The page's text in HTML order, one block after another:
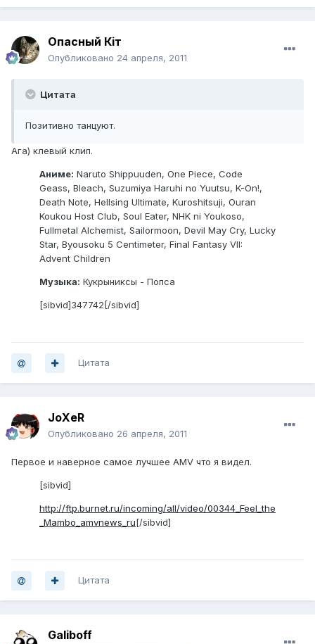
Опасный Кiт
Опубликовано 24 апреля, 2011
Цитата
Позитивно танцуют.
Ага) клевый клип.
Аниме: Naruto Shippuuden, One Piece, Code
Geass, Bleach, Suzumiya Haruhi no Yuutsu, K-On!,
Death Note, Hellsing Ultimate, Kuroshitsuji, Ouran
Koukou Host Club, Soul Eater, NHK ni Youkoso,
Fullmetal Alchemist, Sailormoon, Devil May Cry, Lucky
Star, Byousoku 5 Centimeter, Final Fantasy VII:
Advent Children
Музыка: Кукрыниксы - Попса
[sibvid]347742[/sibvid]
Цитата
JoXeR
Опубликовано 26 апреля, 2011
Первое и наверное самое лучшее AMV что я видел.
[sibvid]
http://ftp.burnet.ru/incoming/all/video/00344_Feel_the
_Mambo_amvnews_ru[/sibvid]
Цитата
Galiboff